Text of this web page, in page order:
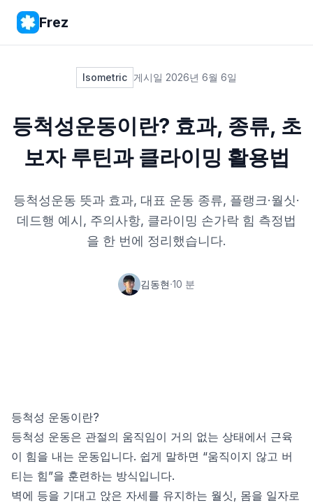
Frez
Isometric 게시일 2026년 6월 6일
등척성운동이란? 효과, 종류, 초
보자 루틴과 클라이밍 활용법
등척성운동 뜻과 효과, 대표 운동 종류, 플랭크·월싯·
데드행 예시, 주의사항, 클라이밍 손가락 힘 측정법
을 한 번에 정리했습니다.
김동현·10 분
등척성 운동이란?
등척성 운동은 관절의 움직임이 거의 없는 상태에서 근육
이 힘을 내는 운동입니다. 쉽게 말하면 “움직이지 않고 버
티는 힘”을 훈련하는 방식입니다.
벽에 등을 기대고 앉은 자세를 유지하는 월싯, 몸을 일자로